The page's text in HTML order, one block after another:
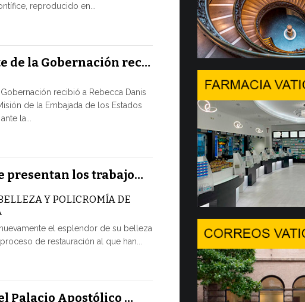
reproducido en...
de la Gobernación rec…
Gobernación recibió a Rebecca Danis
de la Embajada de los Estados
la...
presentan los trabajo…
Y POLICROMÍA DE
el esplendor de su belleza
de restauración al que han...
Palacio Apostólico …
Desde hoy
Gobernación
10 JULIO, 2026
En
EL USO
NUNCA
TÉCNICA
Uno de los
CMSI 2026,
En
TIEMPOS
En el marco